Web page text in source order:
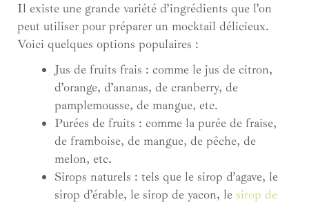
Il existe une grande variété d’ingrédients que l’on
peut utiliser pour préparer un mocktail délicieux.
Voici quelques options populaires :
Jus de fruits frais : comme le jus de citron,
d’orange, d’ananas, de cranberry, de
pamplemousse, de mangue, etc.
Purées de fruits : comme la purée de fraise,
de framboise, de mangue, de pêche, de
melon, etc.
Sirops naturels : tels que le sirop d’agave, le
sirop d’érable, le sirop de yacon, le sirop de